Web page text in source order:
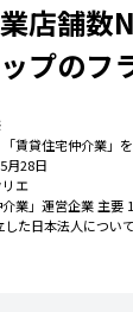
店舗数
プのフ
賃貸住宅仲介業」
月28日
エ
業」運営企業 主要
た日本法人につい